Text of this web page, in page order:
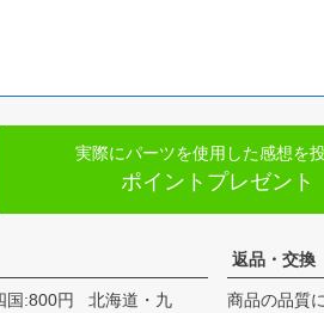
実際にパーツを使用した感想を
ポイントプレゼント
国:800円 北海道・九
返品・交換
商品の品質